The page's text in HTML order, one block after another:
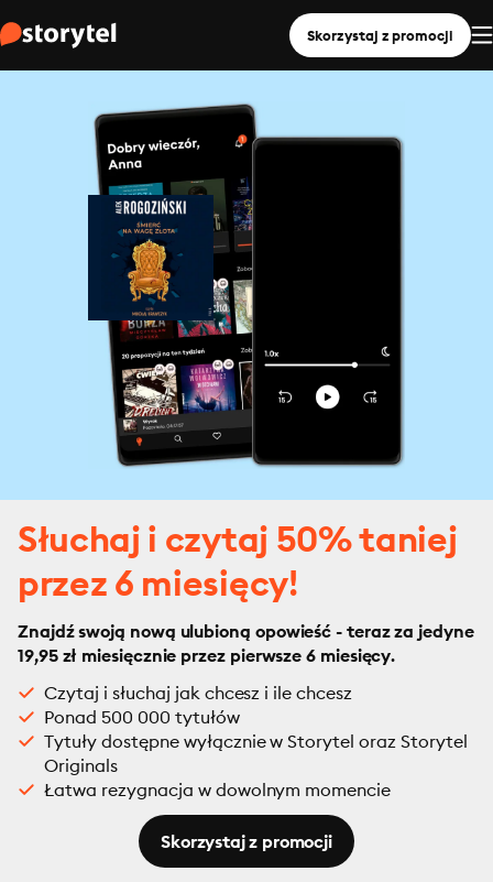
Skorzystaj z promocji
Słuchaj i czytaj 50% taniej
przez 6 miesięcy!
Znajdź swoją nową ulubioną opowieść - teraz za jedyne
19,95 zł miesięcznie przez pierwsze 6 miesięcy.
Czytaj i słuchaj jak chcesz i ile chcesz
Ponad 500 000 tytułów
Tytuły dostępne wyłącznie w Storytel oraz Storytel
Originals
Łatwa rezygnacja w dowolnym momencie
Skorzystaj z promocji